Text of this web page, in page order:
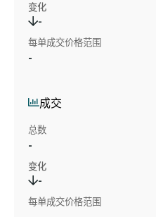
变化
-
每单成交价格范围
-
成交
总数
-
变化
-
每单成交价格范围